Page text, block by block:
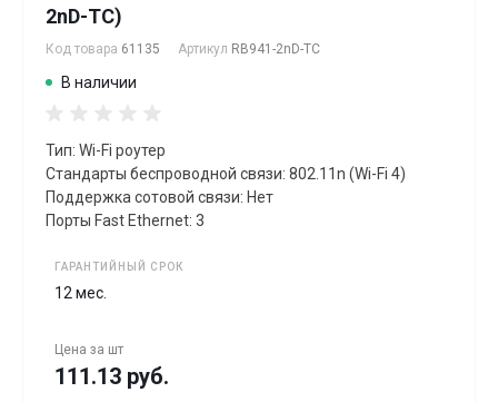
2nD-TC)
Код товара 61135 Артикул RB941-2nD-TC
В наличии
Тип: Wi-Fi роутер
Стандарты беспроводной связи: 802.11n (Wi-Fi 4)
Поддержка сотовой связи: Нет
Порты Fast Ethernet: 3
ГАРАНТИЙНЫЙ СРОК
12 мес.
Цена за шт
111.13 руб.